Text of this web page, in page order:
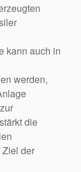
kann auch in
werden,
die
Ziel der